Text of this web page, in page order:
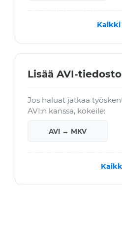
Lisää AVI-
Jos haluat jatkaa
AVI:n kanssa, kokeile:
AVI → MKV